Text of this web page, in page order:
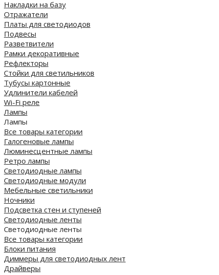
Накладки на базу
Отражатели
Платы для светодиодов
Подвесы
Разветвители
Рамки декоративные
Рефлекторы
Стойки для светильников
Тубусы картонные
Удлинители кабелей
Wi-Fi реле
Лампы
Лампы
Все товары категории
Галогеновые лампы
Люминесцентные лампы
Ретро лампы
Светодиодные лампы
Светодиодные модули
Мебельные светильники
Ночники
Подсветка стен и ступеней
Светодиодные ленты
Светодиодные ленты
Все товары категории
Блоки питания
Диммеры для светодиодных лент
Драйверы